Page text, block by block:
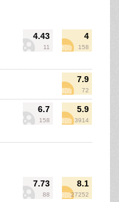
4.43
11
4
158
7.9
72
6.7
158
5.9
3914
7.73
88
8.1
27252